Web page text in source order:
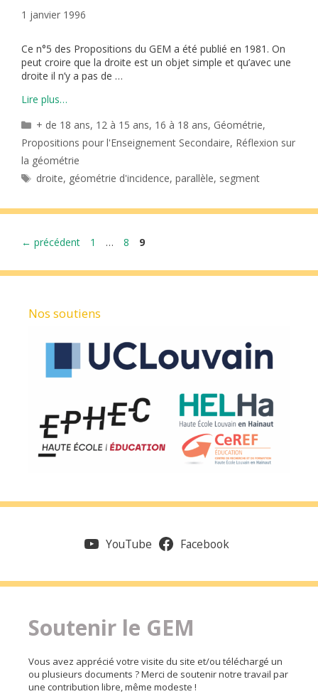
1 janvier 1996
Ce n°5 des Propositions du GEM a été publié en 1981. On
peut croire que la droite est un objet simple et qu’avec une
droite il n’y a pas de …
Lire plus…
Catégories
+ de 18 ans, 12 à 15 ans, 16 à 18 ans, Géométrie,
Propositions pour l'Enseignement Secondaire, Réflexion sur
la géométrie
Étiquettes
droite, géométrie d'incidence,parallèle, segment
← précédent Page
1 … Page
8 Page
9
Nos soutiens
YouTube Facebook
Soutenir le GEM
Vous avez apprécié votre visite du site et/ou téléchargé un
ou plusieurs documents ? Merci de soutenir notre travail par
une contribution libre, même modeste !